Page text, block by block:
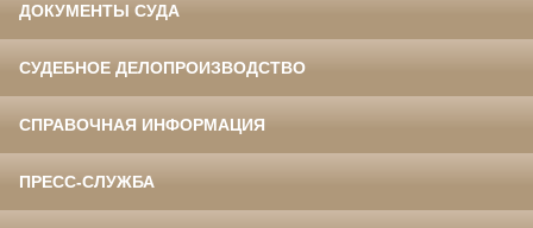
ДОКУМЕНТЫ СУДА
СУДЕБНОЕ ДЕЛОПРОИЗВОДСТВО
СПРАВОЧНАЯ ИНФОРМАЦИЯ
ПРЕСС-СЛУЖБА